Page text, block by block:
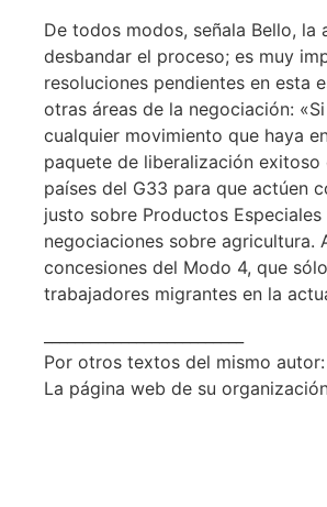
De todos modos, señala Bello,
desbandar el proceso; es muy
resoluciones pendientes en esta
otras áreas de la negociación:
cualquier movimiento que haya
paquete de liberalización
países del G33 para que actúen
justo sobre Productos
negociaciones sobre agricultura.
concesiones del Modo 4, que
trabajadores migrantes en la
Por otros textos del mismo
La página web de su